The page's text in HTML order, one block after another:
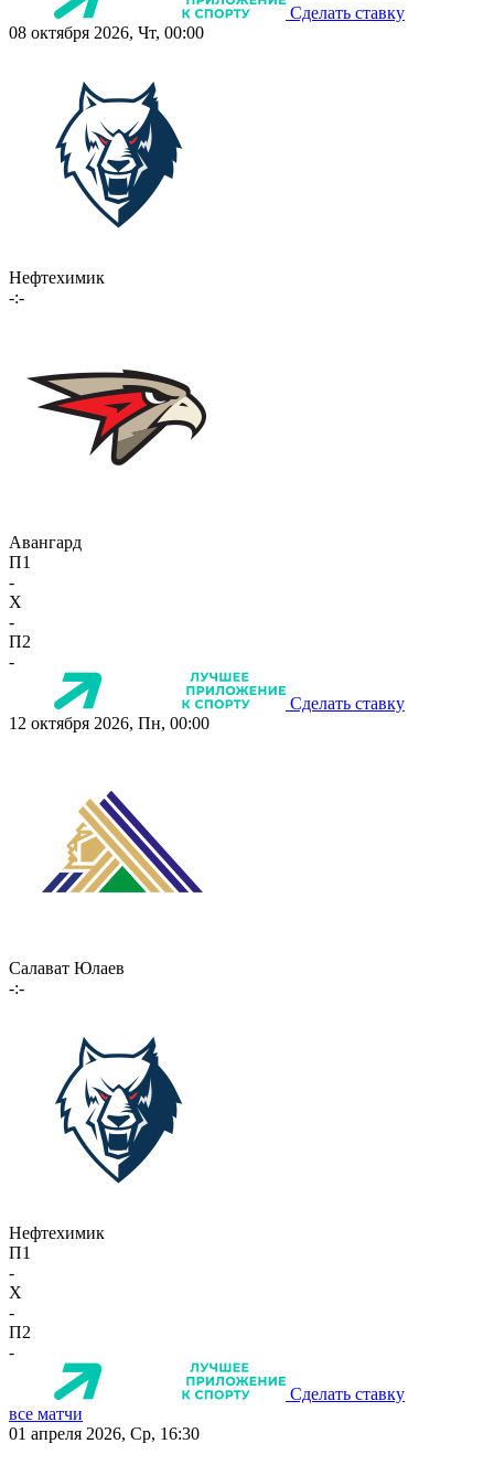
Сделать ставку
08 октября 2026, Чт, 00:00
Нефтехимик
-:-
Авангард
П1
-
X
-
П2
-
Сделать ставку
12 октября 2026, Пн, 00:00
Салават Юлаев
-:-
Нефтехимик
П1
-
X
-
П2
-
Сделать ставку
все матчи
01 апреля 2026, Ср, 16:30